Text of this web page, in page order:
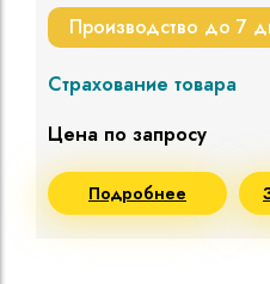
Производство до 7
Страхование товара
Цена по запросу
Подробнее